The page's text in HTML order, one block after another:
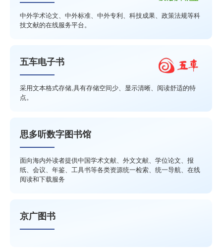
中外学术论文、中外标准、中外专利、科技成果、政策法规等科
技文献的在线服务平台。
五车电子书
采用文本格式存储,具有存储空间少、显示清晰、阅读舒适的特
点。
思多听数字图书馆
面向海内外读者提供中国学术文献、外文文献、学位论文、报
纸、会议、年鉴、工具书等各类资源统一检索、统一导航、在线
阅读和下载服务
京广图书